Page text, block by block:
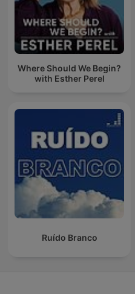
Where Should We Begin?
with Esther Perel
Ruído Branco